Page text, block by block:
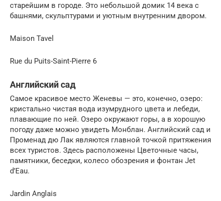
старейшим в городе. Это небольшой домик 14 века с
башнями, скульптурами и уютным внутренним двором.
Maison Tavel
Rue du Puits-Saint-Pierre 6
Английский сад
Самое красивое место Женевы — это, конечно, озеро:
кристально чистая вода изумрудного цвета и лебеди,
плавающие по ней. Озеро окружают горы, а в хорошую
погоду даже можно увидеть Монблан. Английский сад и
Променад дю Лак являются главной точкой притяжения
всех туристов. Здесь расположены Цветочные часы,
памятники, беседки, колесо обозрения и фонтан Jet
d’Eau.
Jardin Anglais